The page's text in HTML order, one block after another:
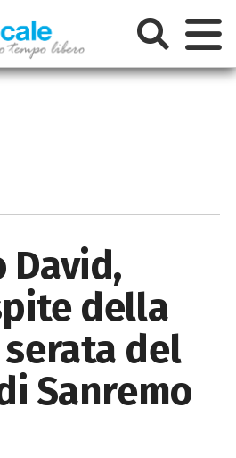
David,
della
del
Sanremo